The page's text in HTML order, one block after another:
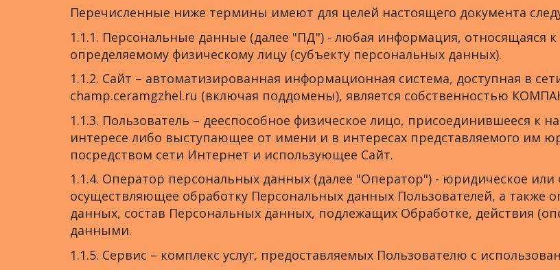
Перечисленные ниже термины имеют для целей настоящего документа
1.1.1. Персональные данные (далее "ПД") - любая информация, относящаяся
определяемому физическому лицу (субъекту персональных данных).
1.1.2. Сайт – автоматизированная информационная система, доступная в
champ.ceramgzhel.ru (включая поддомены), является собственностью
1.1.3. Пользователь – дееспособное физическое лицо, присоединившееся к
интересе либо выступающее от имени и в интересах представляемого им
посредством сети Интернет и использующее Сайт.
1.1.4. Оператор персональных данных (далее "Оператор") - юридическое
осуществляющее обработку Персональных данных Пользователей, а
данных, состав Персональных данных, подлежащих Обработке, действия
данными.
1.1.5. Сервис – комплекс услуг, предоставляемых Пользователю с